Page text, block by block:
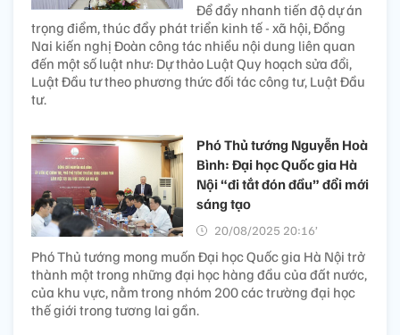
Để đẩy nhanh tiến độ dự án
trọng điểm, thúc đẩy phát triển kinh tế - xã hội, Đồng
Nai kiến nghị Đoàn công tác nhiều nội dung liên quan
đến một số luật như: Dự thảo Luật Quy hoạch sửa đổi,
Luật Đầu tư theo phương thức đối tác công tư, Luật Đầu
tư.
Phó Thủ tướng Nguyễn Hoà
Bình: Đại học Quốc gia Hà
Nội “đi tắt đón đầu” đổi mới
sáng tạo
20/08/2025 20:16’
Phó Thủ tướng mong muốn Đại học Quốc gia Hà Nội trở
thành một trong những đại học hàng đầu của đất nước,
của khu vực, nằm trong nhóm 200 các trường đại học
thế giới trong tương lai gần.